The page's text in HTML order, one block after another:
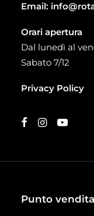
Email:
Orari apertura
Dal lunedì al
Sabato 7/12
Privacy Policy
Punto